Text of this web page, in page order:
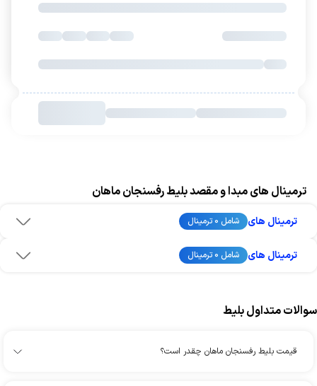
ترمینال های مبدا و مقصد بلیط رفسنجان ماهان
ترمینال های شامل 0 ترمینال
ترمینال های شامل 0 ترمینال
سوالات متداول بلیط
قیمت بلیط رفسنجان ماهان چقدر است؟